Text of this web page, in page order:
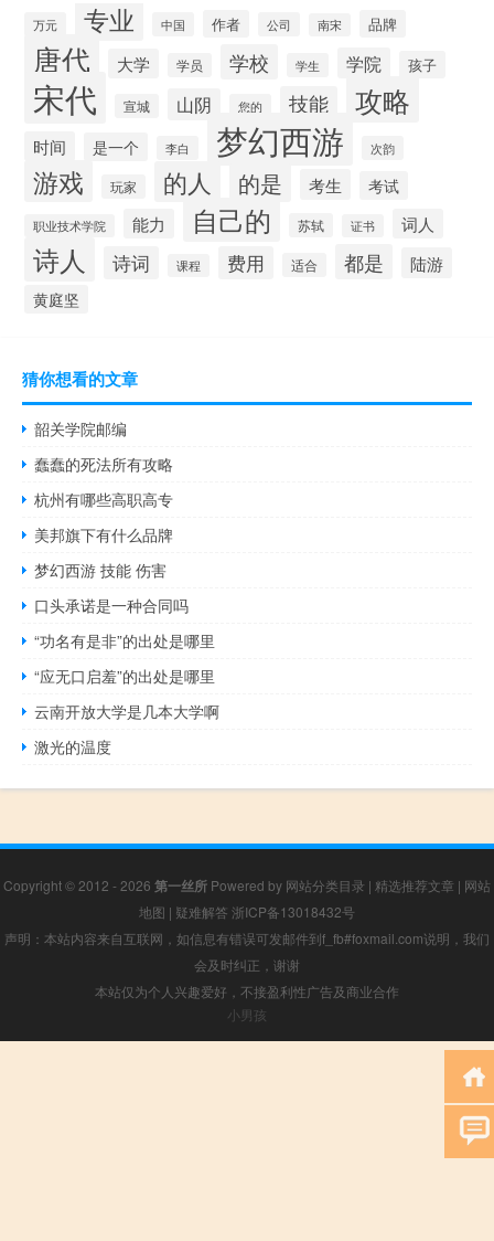
万元 专业 中国 作者 公司 南宋 品牌
唐代 大学 学员 学校 学生 学院 孩子
宋代 宣城 山阴 您的 技能 攻略
时间 是一个 李白 梦幻西游 次韵
游戏 玩家 的人 的是 考生 考试
职业技术学院 能力 自己的 苏轼 证书 词人
诗人 诗词 课程 费用 适合 都是 陆游
黄庭坚
猜你想看的文章
韶关学院邮编
蠢蠢的死法所有攻略
杭州有哪些高职高专
美邦旗下有什么品牌
梦幻西游 技能 伤害
口头承诺是一种合同吗
“功名有是非”的出处是哪里
“应无口启羞”的出处是哪里
云南开放大学是几本大学啊
激光的温度
Copyright © 2012 - 2026 第一丝所 Powered by 网站分类目录 | 精选推荐文章 | 网站
地图 | 疑难解答 浙ICP备13018432号
声明：本站内容来自互联网，如信息有错误可发邮件到f_fb#foxmail.com说明，我们
会及时纠正，谢谢
本站仅为个人兴趣爱好，不接盈利性广告及商业合作
小男孩